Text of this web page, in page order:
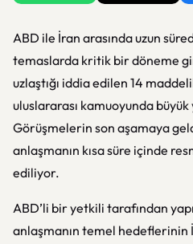
ABD ile İran arasında uzun
temaslarda kritik bir döneme
uzlaştığı iddia edilen 14
uluslararası kamuoyunda büyük
Görüşmelerin son aşamaya
anlaşmanın kısa süre içinde
ediliyor.
ABD’li bir yetkili tarafından
anlaşmanın temel hedeflerinin